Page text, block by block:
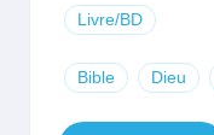
Livre/BD
Bible Dieu